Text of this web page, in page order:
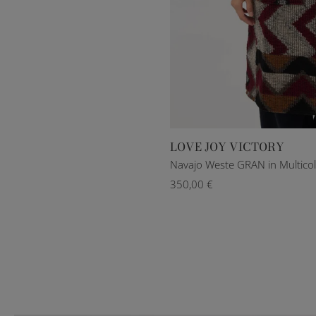
XXS/XS XS/S M/L
LOVE JOY VICTORY
Navajo Weste GRAN in
350,00 €